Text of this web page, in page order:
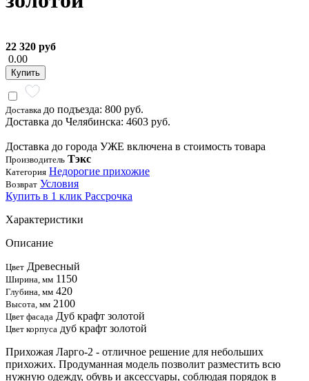
22 320 руб
0.00
Купить
Доставка до подъезда: 800 руб.
Доставка до Челябинска: 4603 руб.
Доставка до города УЖЕ включена в стоимость товара
Производитель Тэкс
Категория Недорогие прихожие
Возврат Условия
Купить в 1 клик Рассрочка
Характеристики
Описание
Цвет Древесный
Ширина, мм 1150
Глубина, мм 420
Высота, мм 2100
Цвет фасада Дуб крафт золотой
Цвет корпуса дуб крафт золотой
Прихожая Ларго-2 - отличное решение для небольших
прихожих. Продуманная модель позволит разместить всю
нужную одежду, обувь и аксессуары, соблюдая порядок в